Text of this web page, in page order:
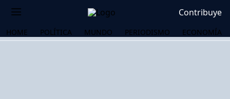
Contribuye
HOME POLÍTICA MUNDO PERIODISMO ECONOMÍA